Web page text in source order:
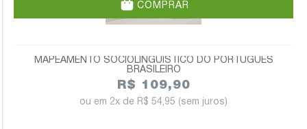
COMPRAR
MAPEAMENTO SOCIOLINGUÍSTICO DO PORTUGUÊS
BRASILEIRO
R$ 109,90
2x de R$ 54,95 (sem juros)